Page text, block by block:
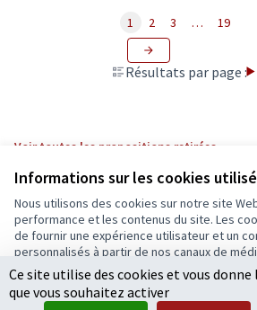
Informations sur les cookies
Nous utilisons des cookies sur notre site
performance et les contenus du site. Les
de fournir une expérience utilisateur et un
personnalisés à partir de nos canaux de
Tout accepter
Accepter seulement les cookies
Résultats par page :
1 2 3 … 19
Voir toutes les propositions retirées
Conditions d'utilisation
Paramètres des cookies
Ecrivons Angers sur X
(Lien externe)
Ecrivons Angers sur Facebook
(Lien externe)
Ce site utilise des cookies et vous
que vous souhaitez activer